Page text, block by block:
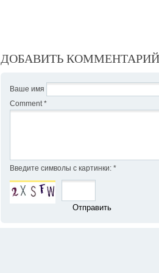
ДОБАВИТЬ КОММЕНТАРИЙ
Ваше имя
Comment *
Введите символы с картинки: *